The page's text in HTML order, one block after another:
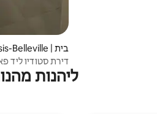
בית | Le Plessis-Belleville
דירת סטודיו ליד
ליהנות